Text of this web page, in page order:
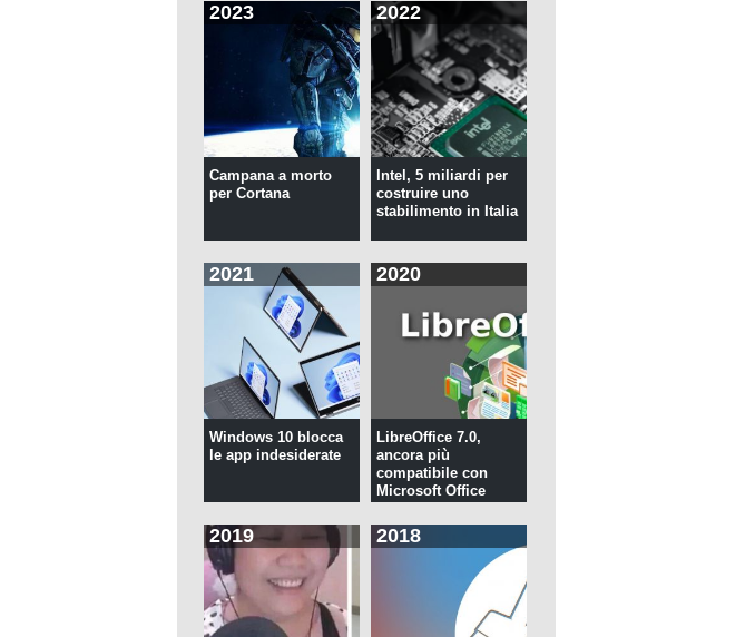
2023
Campana a morto
per Cortana
2022
Intel, 5 miliardi per
costruire uno
stabilimento in Italia
2021
Windows 10 blocca
le app indesiderate
2020
LibreOffice 7.0,
ancora più
compatibile con
Microsoft Office
2019 2018